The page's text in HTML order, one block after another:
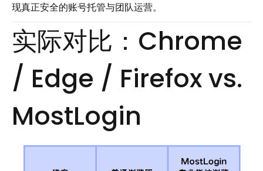
现真正安全的账号托管与团队运营。
实际对比：Chrome
/ Edge / Firefox vs.
MostLogin